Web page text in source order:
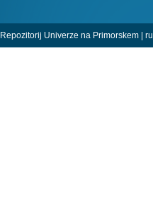
Repozitorij Univerze na Primorskem |